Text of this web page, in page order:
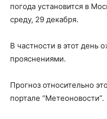
погода установится в
среду, 29 декабря.
В частности в этот день
прояснениями.
Прогноз относительно
портале “Метеоновости”.